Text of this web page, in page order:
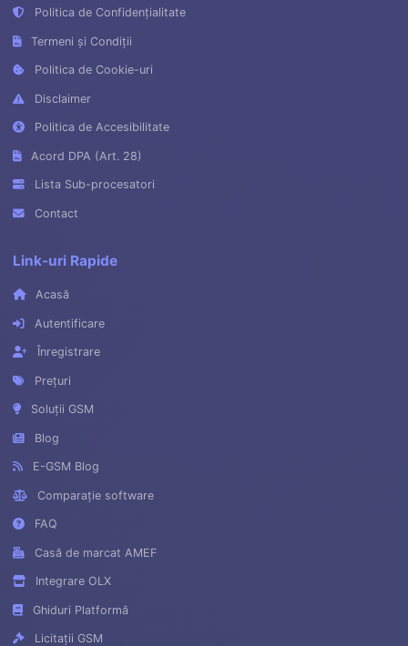
Politica de Confidențialitate
Termeni și Condiții
Politica de Cookie-uri
Disclaimer
Politica de Accesibilitate
Acord DPA (Art. 28)
Lista Sub-procesatori
Contact
Link-uri Rapide
Acasă
Autentificare
Înregistrare
Prețuri
Soluții GSM
Blog
E-GSM Blog
Comparație software
FAQ
Casă de marcat AMEF
Integrare OLX
Ghiduri Platformă
Licitații GSM